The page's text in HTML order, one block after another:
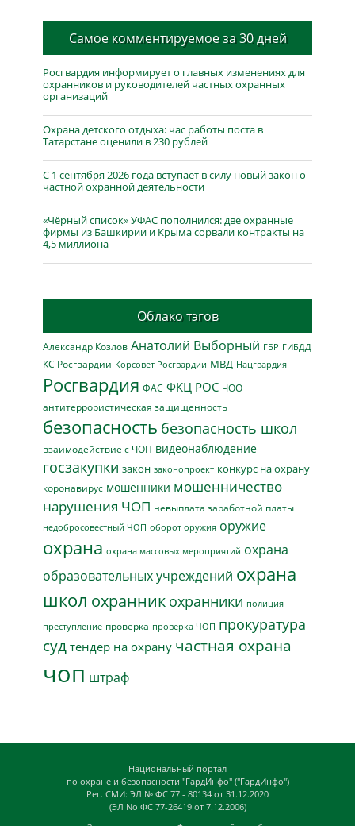
Самое комментируемое за 30 дней
Росгвардия информирует о главных изменениях для
охранников и руководителей частных охранных
организаций
Охрана детского отдыха: час работы поста в
Татарстане оценили в 230 рублей
С 1 сентября 2026 года вступает в силу новый закон о
частной охранной деятельности
«Чёрный список» УФАС пополнился: две охранные
фирмы из Башкирии и Крыма сорвали контракты на
4,5 миллиона
Облако тэгов
Александр Козлов Анатолий Выборный ГБР ГИБДД
КС Росгвардии Корсовет Росгвардии МВД Нацгвардия
Росгвардия ФАС ФКЦ РОС ЧОО
антитеррористическая защищенность
безопасность безопасность школ
взаимодействие с ЧОП видеонаблюдение
госзакупки закон законопроект конкурс на охрану
коронавирус мошенники мошенничество
нарушения ЧОП невыплата заработной платы
недобросовестный ЧОП оборот оружия оружие
охрана охрана массовых мероприятий охрана
образовательных учреждений охрана
школ охранник охранники полиция
преступление проверка проверка ЧОП прокуратура
суд тендер на охрану частная охрана
чоп штраф
Национальный портал
по охране и безопасности "ГардИнфо" ("ГардИнфо")
Рег. СМИ: ЭЛ № ФС 77 - 80134 от 31.12.2020
(ЭЛ No ФС 77-26419 от 7.12.2006)